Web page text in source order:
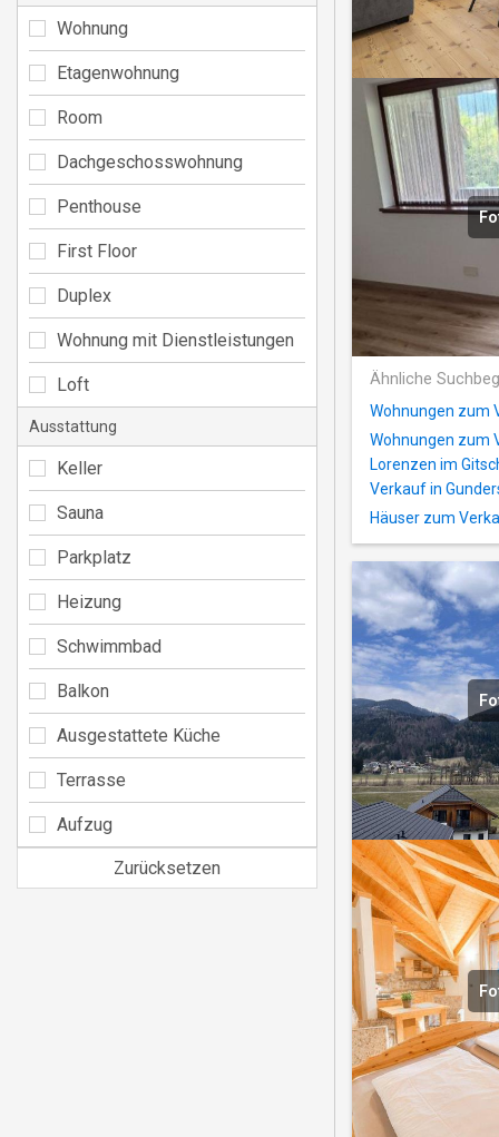
Ähnliche
Wohnungen zum
Wohnungen zum
Lorenzen im
Verkauf in
Häuser zum
Wohnung
Etagenwohnung
Room
Dachgeschosswohnung
Penthouse
First Floor
Duplex
Wohnung mit Dienstleistungen
Loft
Ausstattung
Keller
Sauna
Parkplatz
Heizung
Schwimmbad
Balkon
Ausgestattete Küche
Terrasse
Aufzug
Zurücksetzen